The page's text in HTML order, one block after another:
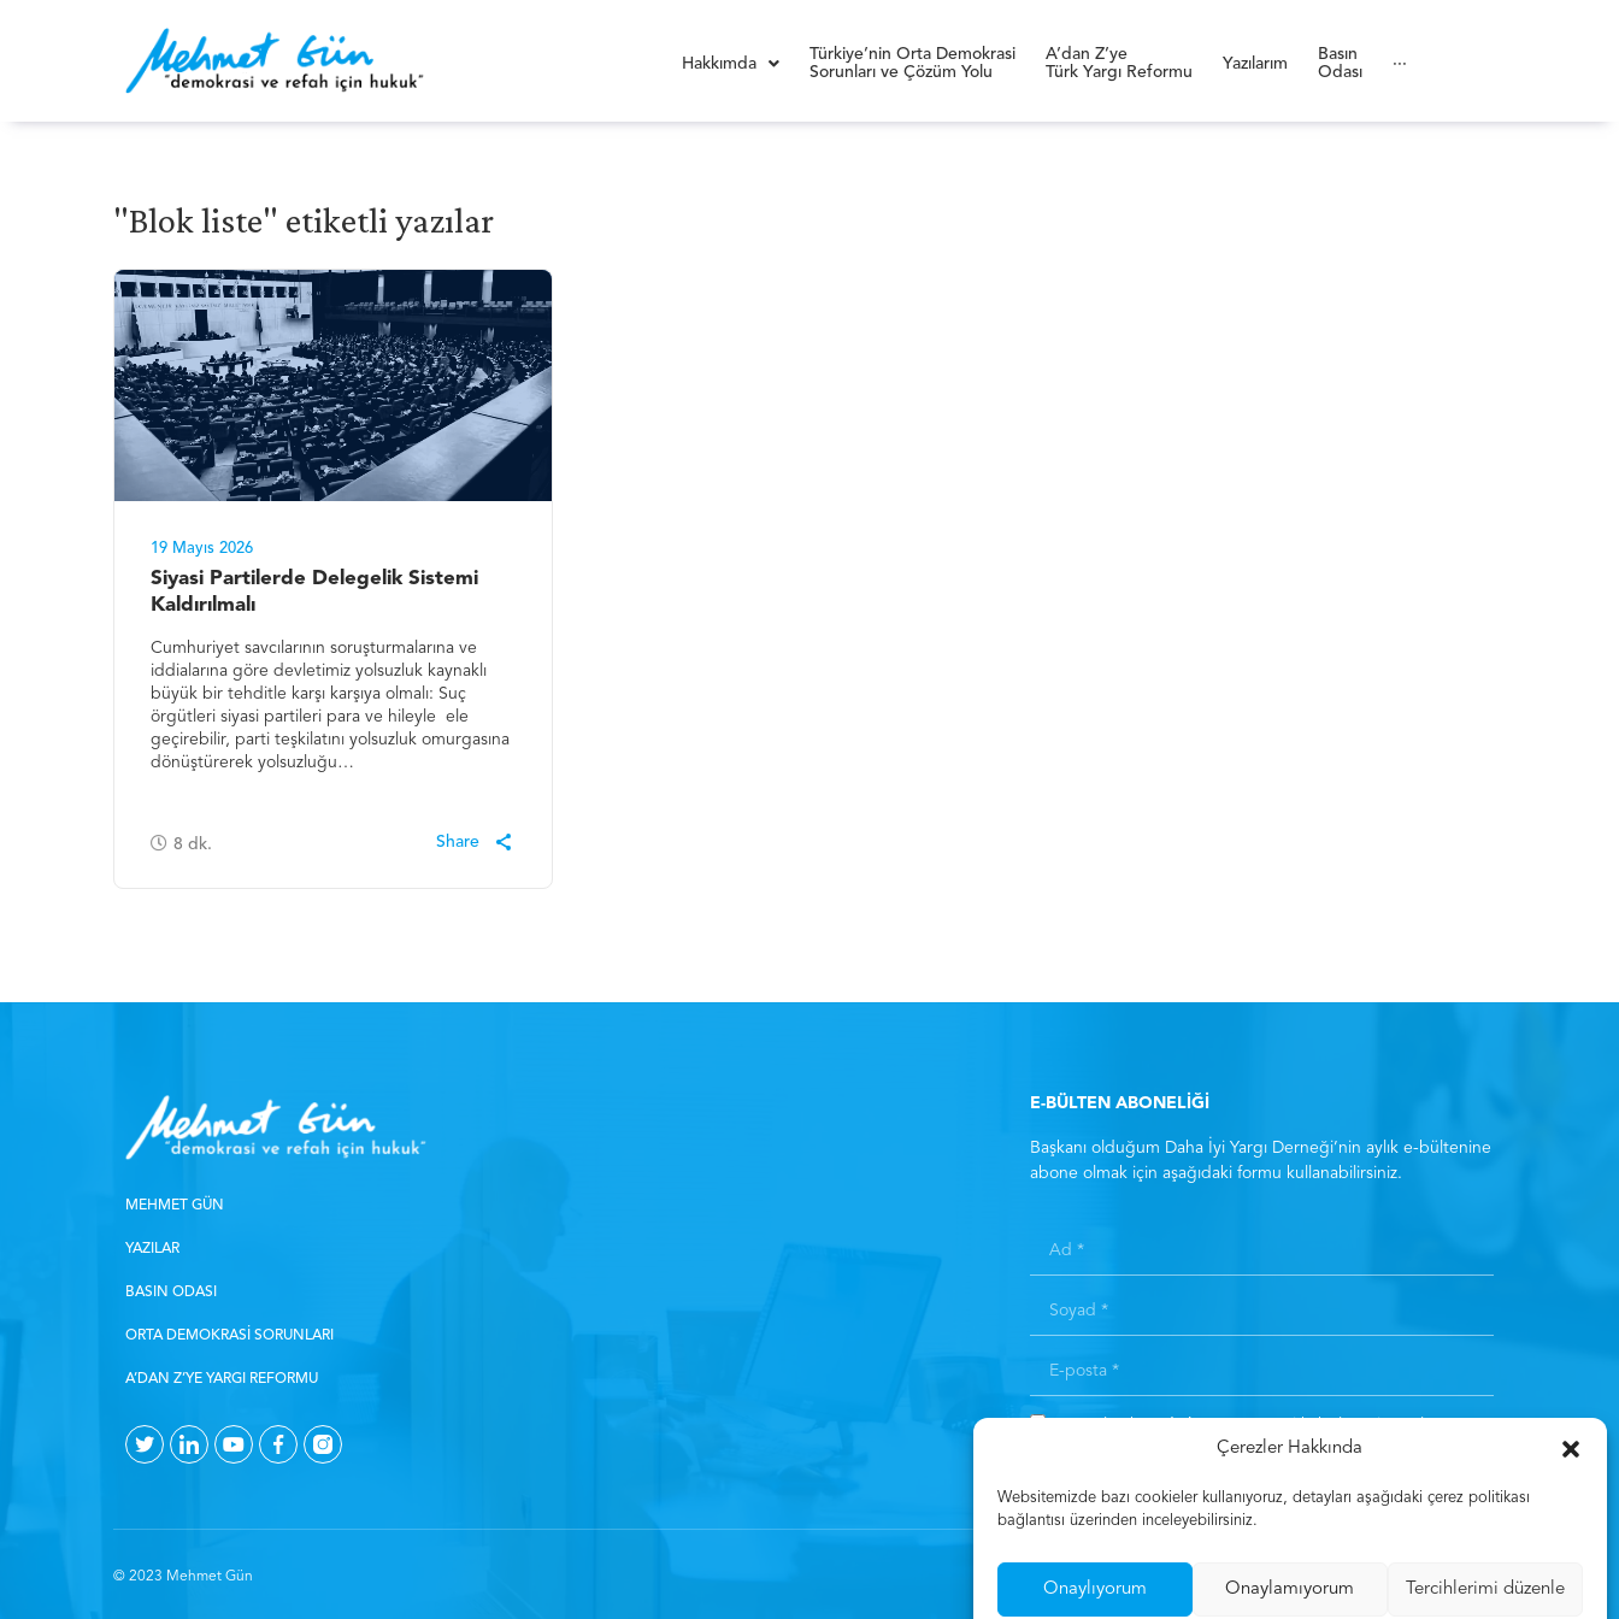
Çerezler Hakkında
Websitemizde bazı cookieler kullanıyoruz, detayları aşağıdaki çerez politikası
bağlantısı üzerinden inceleyebilirsiniz.
Onaylıyorum Onaylamıyorum Tercihlerimi düzenle
Hakkımda
Türkiye’nin Orta Demokrasi
Sorunları ve Çözüm Yolu
A’dan Z’ye
Türk Yargı Reformu
Yazılarım
Basın
Odası
···
"Blok liste" etiketli yazılar
19 Mayıs 2026
Siyasi Partilerde Delegelik Sistemi
Kaldırılmalı
Cumhuriyet savcılarının soruşturmalarına ve
iddialarına göre devletimiz yolsuzluk kaynaklı
büyük bir tehditle karşı karşıya olmalı: Suç
örgütleri siyasi partileri para ve hileyle ele
geçirebilir, parti teşkilatını yolsuzluk omurgasına
dönüştürerek yolsuzluğu…
8 dk.
MEHMET GÜN
YAZILAR
BASIN ODASI
ORTA DEMOKRASI SORUNLARI
A’DAN Z’YE YARGI REFORMU
E-BÜLTEN ABONELİĞİ
Başkanı olduğum Daha İyi Yargı Derneği’nin aylık e-bültenine
abone olmak için aşağıdaki formu kullanabilirsiniz.
© 2023 Mehmet Gün